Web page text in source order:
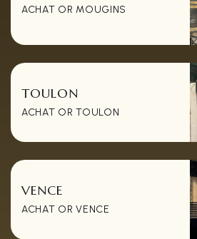
ACHAT OR MOUGINS
TOULON
ACHAT OR TOULON
VENCE
ACHAT OR VENCE